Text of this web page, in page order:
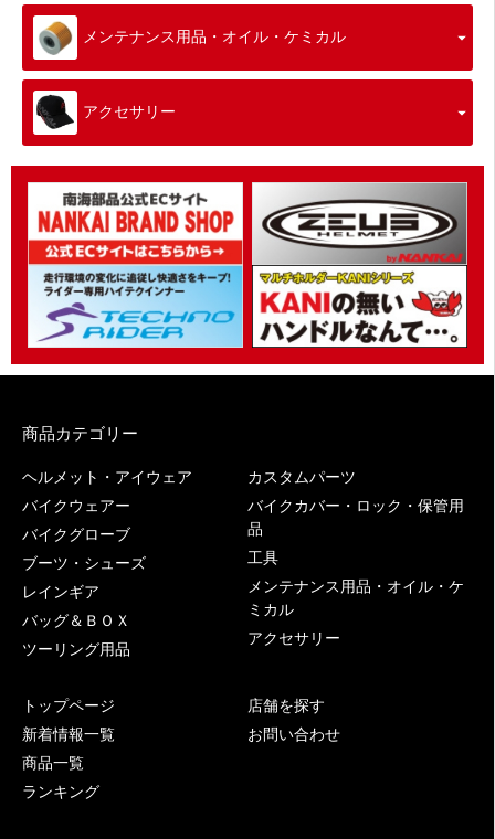
メンテナンス用品・オイル・ケミカル
アクセサリー
商品カテゴリー
ヘルメット・アイウェア
バイクウェアー
バイクグローブ
ブーツ・シューズ
レインギア
バッグ＆ＢＯＸ
ツーリング用品
カスタムパーツ
バイクカバー・ロック・保管用
品
工具
メンテナンス用品・オイル・ケ
ミカル
アクセサリー
トップページ
新着情報一覧
商品一覧
ランキング
店舗を探す
お問い合わせ